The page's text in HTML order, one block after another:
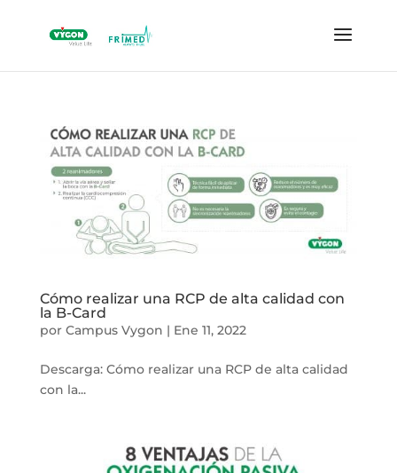
Cómo realizar una RCP de alta calidad con
la B-Card
por Campus Vygon | Ene 11, 2022
Descarga: Cómo realizar una RCP de alta calidad
con la...